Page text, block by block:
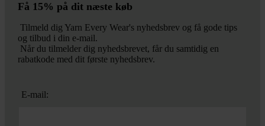
Få 15% på dit næste køb
Tilmeld dig Yarn Every Wear's nyhedsbrev og få gode tips
og tilbud i din e-mail.
Når du tilmelder dig nyhedsbrevet, får du samtidig en
rabatkode med dit første nyhedsbrev.
E-mail: